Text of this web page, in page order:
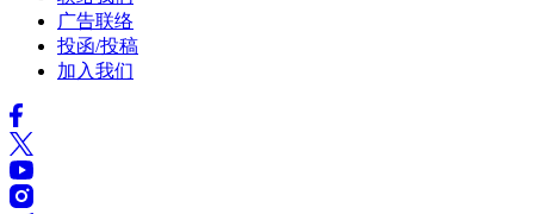
广告联络
投函/投稿
加入我们